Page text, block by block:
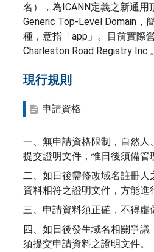
名），為ICANN定義之新通用
Generic Top-Level Domain，
種，意指「app」。目前實際
Charleston Road Registry Inc.。
現行規則
申請資格
一、無申請資格限制，自然人
提交證明文件，惟日後須備管
二、如日後需修改域名註冊
資料相符之證明文件，方能進
三、申請資料須正確，不得虛
四、如日後發生域名相關爭議
須提交申請資料之證明文件。